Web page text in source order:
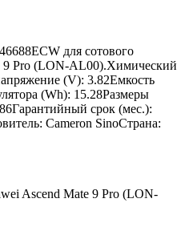
для сотового
9 Pro (LON-AL00).Химический
(V): 3.82Емкость
(Wh): 15.28Размеры
срок (мес.):
Cameron SinoСтрана:
Ascend Mate 9 Pro (LON-